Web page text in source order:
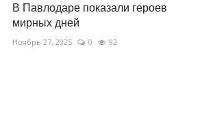
В Павлодаре показали героев
мирных дней
Ноябрь 27, 2025 0 92